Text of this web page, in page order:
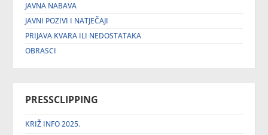
JAVNA NABAVA
JAVNI POZIVI I NATJEČAJI
PRIJAVA KVARA ILI NEDOSTATAKA
OBRASCI
PRESSCLIPPING
KRIŽ INFO 2025.